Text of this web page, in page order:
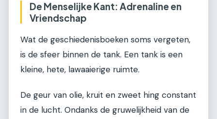
De Menselijke Kant: Adrenaline en
Vriendschap
Wat de geschiedenisboeken soms vergeten,
is de sfeer binnen de tank. Een tank is een
kleine, hete, lawaaierige ruimte.
De geur van olie, kruit en zweet hing constant
in de lucht. Ondanks de gruwelijkheid van de